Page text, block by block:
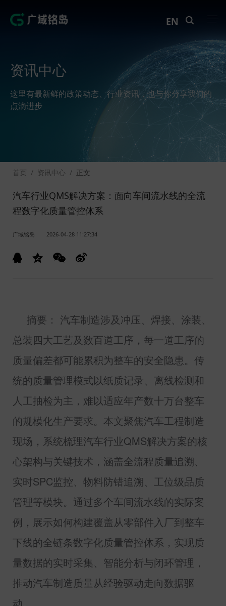
解决方案
案例中心
关于Geega
EN
资讯中心
这里有最新鲜的政策动态、行业资讯，也与你分享我们的
点滴进步
首页 / 资讯中心 / 正文
汽车行业QMS解决方案：面向车间流水线的全流
程数字化质量管控体系
广域铭岛 2026-04-28 11:27:34
摘要： 汽车制造涉及冲压、焊接、涂装、
总装四大工艺及数百道工序，每一道工序的
质量偏差都可能累积为整车的安全隐患。传
统的质量管理模式以纸质记录、离线检测和
人工抽检为主，难以适应年产数十万台整车
的规模化生产要求。本文聚焦汽车工程制造
现场，系统梳理汽车行业QMS解决方案的核
心架构与关键技术，涵盖全流程质量追溯、
实时SPC监控、物料防错追溯、工位级品质
管理等模块。通过多个车间流水线的实际案
例，展示如何构建覆盖从零部件入厂到整车
下线的全链条数字化质量管控体系，实现质
量数据的实时采集、智能分析与闭环管理，
推动汽车制造质量从经验驱动走向数据驱
动。